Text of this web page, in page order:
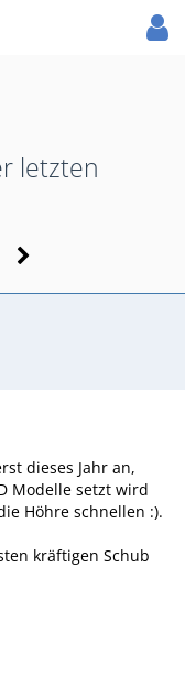
letzten
dieses Jahr an,
Modelle setzt wird
Höhre schnellen :).
kräftigen Schub